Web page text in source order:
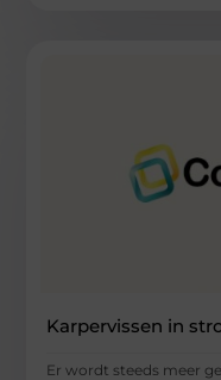
Karpervissen in
Er wordt steeds meer